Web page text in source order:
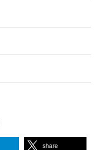
share